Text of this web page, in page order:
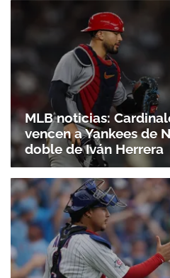
MLB noticias:
vencen a Yankees de
doble de Iván Herrera